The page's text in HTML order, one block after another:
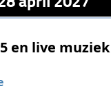
en live muziek